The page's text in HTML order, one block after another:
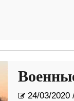
24/03/2020